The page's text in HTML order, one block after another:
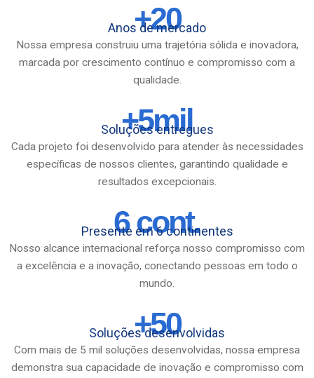
+20
Anos de mercado
Nossa empresa construiu uma trajetória sólida e inovadora,
marcada por crescimento contínuo e compromisso com a
qualidade.
+5mil
Soluções entregues
Cada projeto foi desenvolvido para atender às necessidades
específicas de nossos clientes, garantindo qualidade e
resultados excepcionais.
6 cont.
Presente em 6 continentes
Nosso alcance internacional reforça nosso compromisso com
a excelência e a inovação, conectando pessoas em todo o
mundo.
+50
Soluções desenvolvidas
Com mais de 5 mil soluções desenvolvidas, nossa empresa
demonstra sua capacidade de inovação e compromisso com